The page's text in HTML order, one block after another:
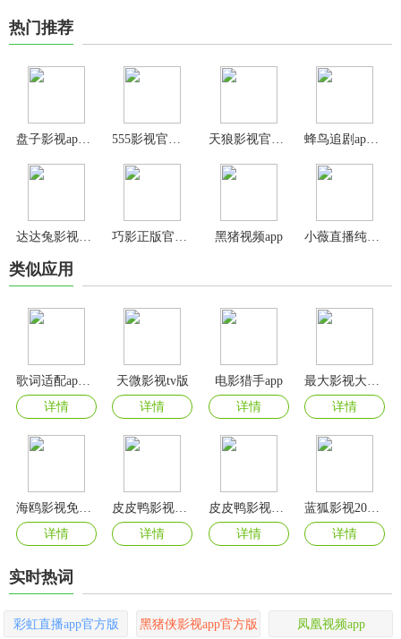
热门推荐
盘子影视app官方版
达达兔影视2025最新版 黑猪视频app
类似应用
歌词适配app官方正版
详情
天微影视tv版
详情
电影猎手app
详情
详情
海鸥影视免费版
详情
详情
皮皮鸭影视软件
详情
详情
实时热词
彩虹直播app官方版 黑猪侠影视app官方版 凤凰视频app